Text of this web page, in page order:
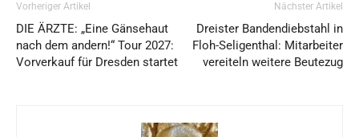
Vorheriger Artikel
DIE ÄRZTE: „Eine Gänsehaut
nach dem andern!“ Tour 2027:
Vorverkauf für Dresden startet
Nächster Artikel
Dreister Bandendiebstahl in
Floh-Seligenthal: Mitarbeiter
vereiteln weitere Beutezug